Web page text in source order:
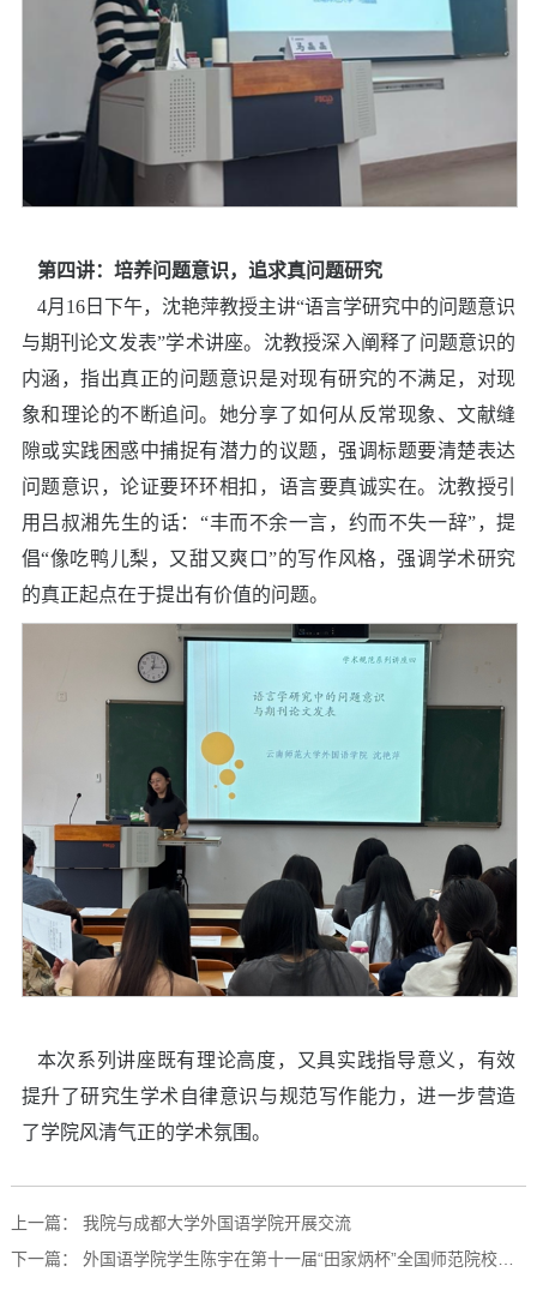
第四讲： 培养问题意识，追求真问题研究
4月 16日下午，沈艳萍教授主讲“语言学研究中的问题意识
与期刊论文发表”学术讲座。沈教授深入阐释了问题意识的
内涵，指出真正的问题意识是对现有研究的不满足，对现
象和理论的不断追问。她分享了如何从反常现象、文献缝
隙或实践困惑中捕捉有潜力的议题，强调标题要清楚表达
问题意识，论证要环环相扣，语言要真诚实在。沈教授引
用吕叔湘先生的话： “丰而不余一言，约而不失一辞”，提
倡“像吃鸭儿梨，又甜又爽口”的写作风格，强调学术研究
的真正起点在于提出有价值的问题。
本次系列讲座既有理论高度，又具实践指导意义，有效
提升了研究生学术自律意识与规范写作能力，进一步营造
了学院风清气正的学术氛围。
上一篇： 我院与成都大学外国语学院开展交流
下一篇： 外国语学院学生陈宇在第十一届“田家炳杯”全国师范院校师范生教学技能竞赛中获佳绩